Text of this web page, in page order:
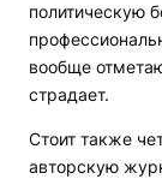
политическую
вообще
страдает.
Стоит также
авторскую